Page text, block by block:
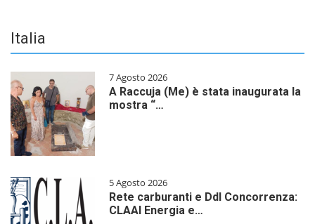
Italia
7 Agosto 2026
A Raccuja (Me) è stata inaugurata la
mostra “…
5 Agosto 2026
Rete carburanti e Ddl Concorrenza:
CLAAI Energia e…